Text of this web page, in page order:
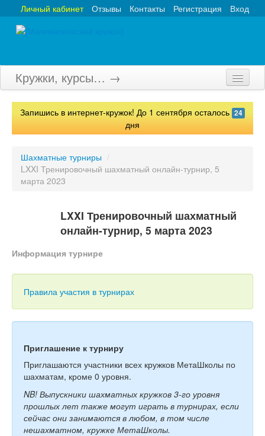
Вход
Регистрация
Контакты
Отзывы
Личный кабинет
Кружки, курсы… →
Главная
Олимпиады
Конкурсы
Книги
Запишись в интернет-кружок! До 1 сентября осталось 24
дня
Шахматные турниры /
LXXI Тренировочный шахматный онлайн-турнир, 5
марта 2023
LXXI Тренировочный шахматный
онлайн-турнир, 5 марта 2023
Информация турнире
Правила участия в турнирах
Приглашение к турниру
Приглашаются участники всех кружков МетаШколы по
шахматам, кроме 0 уровня.
NB! Выпускники шахматных кружков 3-го уровня
прошлых лет также могут играть в турнирах, если
сейчас они занимаются в любом, в том числе
нешахматном, кружке МетаШколы.